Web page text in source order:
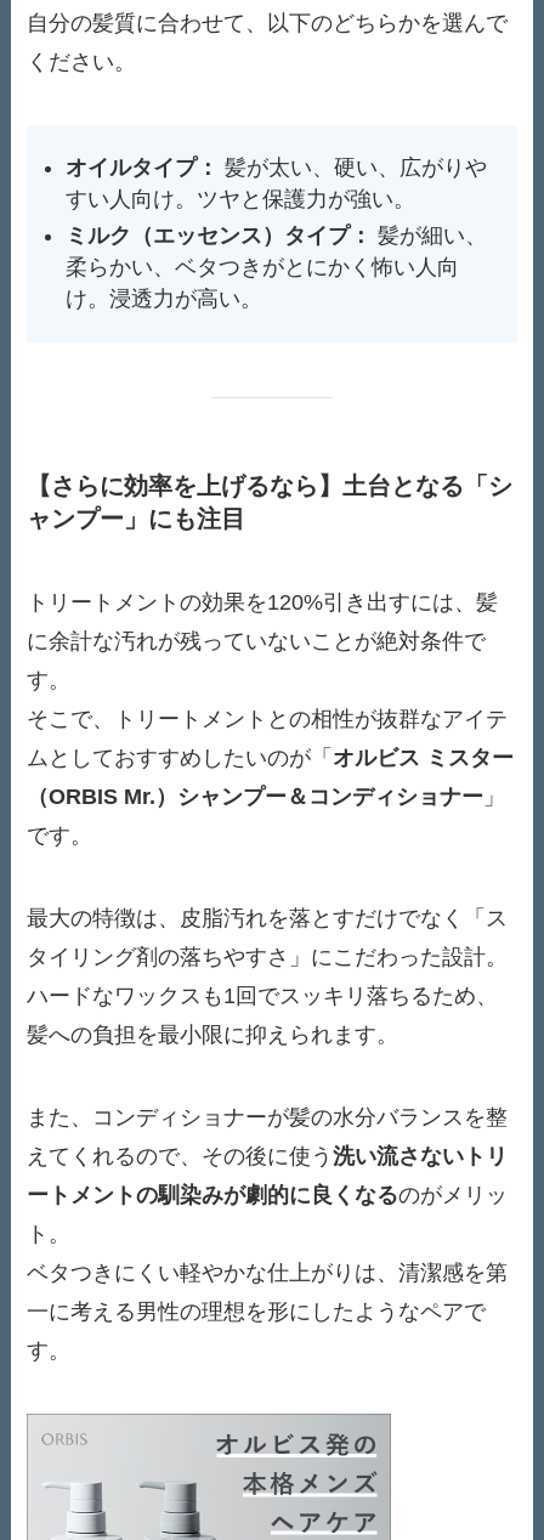
自分の髪質に合わせて、以下のどちらかを選んで
ください。
オイルタイプ： 髪が太い、硬い、広がりや
すい人向け。ツヤと保護力が強い。
ミルク（エッセンス）タイプ： 髪が細い、
柔らかい、ベタつきがとにかく怖い人向
け。浸透力が高い。
【さらに効率を上げるなら】土台となる「シ
ャンプー」にも注目
トリートメントの効果を120%引き出すには、髪
に余計な汚れが残っていないことが絶対条件で
す。
そこで、トリートメントとの相性が抜群なアイテ
ムとしておすすめしたいのが「 オルビス ミスター
（ORBIS Mr.）シャンプー＆コンディショナー 」
です。
最大の特徴は、皮脂汚れを落とすだけでなく「ス
タイリング剤の落ちやすさ」にこだわった設計。
ハードなワックスも1回でスッキリ落ちるため、
髪への負担を最小限に抑えられます。
また、コンディショナーが髪の水分バランスを整
えてくれるので、その後に使う洗い流さないトリ
ートメントの馴染みが劇的に良くなるのがメリッ
ト。
ベタつきにくい軽やかな仕上がりは、清潔感を第
一に考える男性の理想を形にしたようなペアで
す。